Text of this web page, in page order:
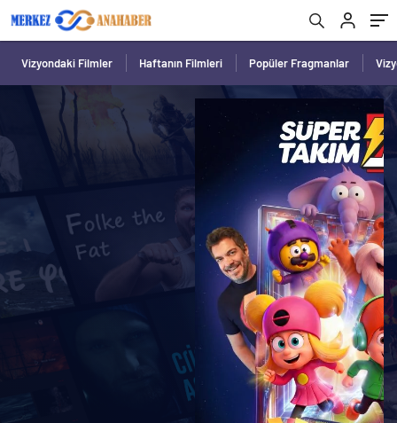
Vizyondaki Filmler Haftanın Filmleri Popüler Fragmanlar